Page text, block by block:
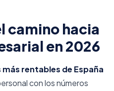
camino hacia
en 2026
rentables de España
con los números